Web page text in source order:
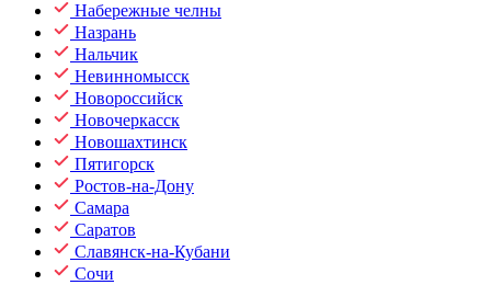
Набережные челны
Назрань
Нальчик
Невинномысск
Новороссийск
Новочеркасск
Новошахтинск
Пятигорск
Ростов-на-Дону
Самара
Саратов
Славянск-на-Кубани
Сочи